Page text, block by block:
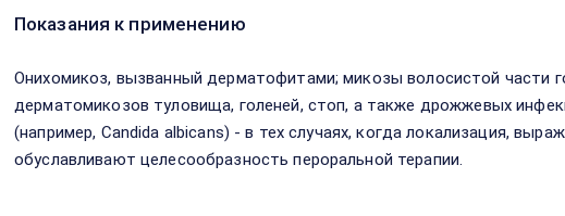
Показания к применению
Онихомикоз, вызванный дерматофитами; микозы волосистой части
дерматомикозов туловища, голеней, стоп, а также дрожжевых
(например, Candida аlbicans) - в тех случаях, когда локализация,
обуславливают целесообразность пероральной терапии.